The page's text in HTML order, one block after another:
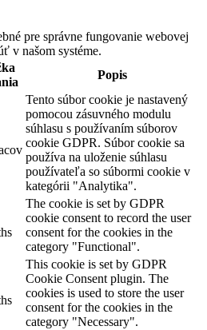
pre správne fungovanie webovej
v našom systéme.
Popis
Tento súbor cookie je nastavený
pomocou zásuvného modulu
súhlasu s používaním súborov
cookie GDPR. Súbor cookie sa
používa na uloženie súhlasu
používateľa so súbormi cookie v
kategórii "Analytika".
The cookie is set by GDPR
cookie consent to record the user
consent for the cookies in the
category "Functional".
This cookie is set by GDPR
Cookie Consent plugin. The
cookies is used to store the user
consent for the cookies in the
category "Necessary".